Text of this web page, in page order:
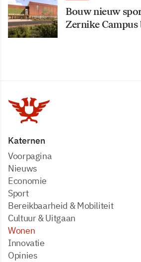
Bouw nieuw
Zernike Campus
Katernen
Voorpagina
Nieuws
Economie
Sport
Bereikbaarheid & Mobiliteit
Cultuur & Uitgaan
Wonen
Innovatie
Opinies